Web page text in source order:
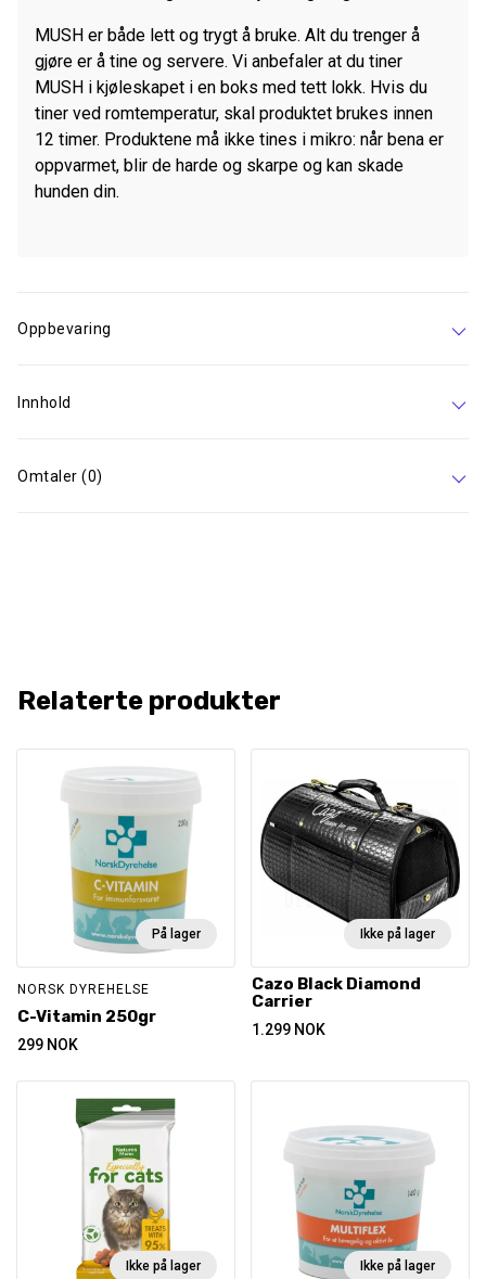
MUSH er både lett og trygt å bruke. Alt du trenger å
gjøre er å tine og servere. Vi anbefaler at du tiner
MUSH i kjøleskapet i en boks med tett lokk. Hvis du
tiner ved romtemperatur, skal produktet brukes innen
12 timer. Produktene må ikke tines i mikro: når bena er
oppvarmet, blir de harde og skarpe og kan skade
hunden din.
Oppbevaring
Innhold
Omtaler (0)
Relaterte produkter
På lager
NORSK DYREHELSE
C-Vitamin 250gr
299 NOK
Ikke på lager
Cazo Black Diamond
Carrier
1.299 NOK
Ikke på lager Ikke på lager